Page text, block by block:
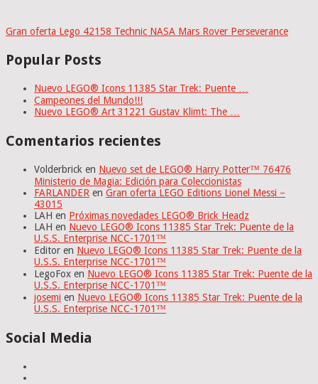
Gran oferta Lego 42158 Technic NASA Mars Rover Perseverance
Popular Posts
Nuevo LEGO® Icons 11385 Star Trek: Puente …
Campeones del Mundo!!!
Nuevo LEGO® Art 31221 Gustav Klimt: The …
Comentarios recientes
Volderbrick en Nuevo set de LEGO® Harry Potter™ 76476
Ministerio de Magia: Edición para Coleccionistas
FARLANDER en Gran oferta LEGO Editions Lionel Messi –
43015
LAH en Próximas novedades LEGO® Brick Headz
LAH en Nuevo LEGO® Icons 11385 Star Trek: Puente de la
U.S.S. Enterprise NCC-1701™
Editor en Nuevo LEGO® Icons 11385 Star Trek: Puente de la
U.S.S. Enterprise NCC-1701™
LegoFox en Nuevo LEGO® Icons 11385 Star Trek: Puente de la
U.S.S. Enterprise NCC-1701™
josemi en Nuevo LEGO® Icons 11385 Star Trek: Puente de la
U.S.S. Enterprise NCC-1701™
Social Media